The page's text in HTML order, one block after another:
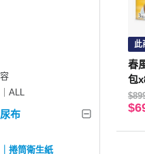
ALL
布
捲筒衛生紙
此
春
包